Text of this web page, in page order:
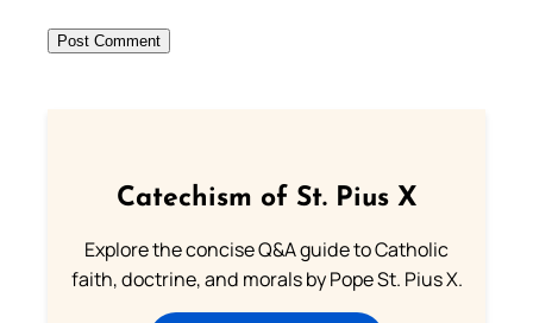
Catechism of St. Pius X
Explore the concise Q&A guide to Catholic
faith, doctrine, and morals by Pope St. Pius X.